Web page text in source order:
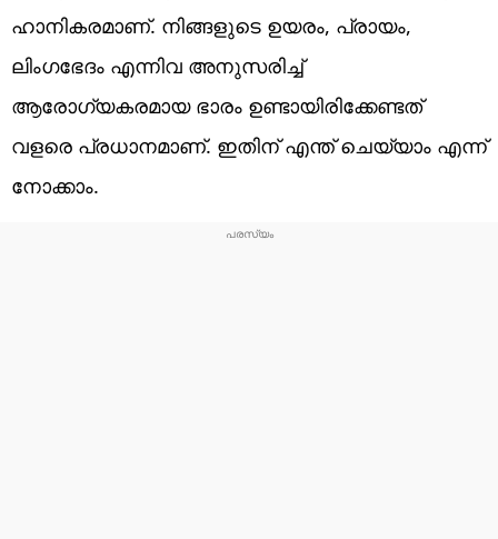
ഹാനികരമാണ്. നിങ്ങളുടെ ഉയരം, പ്രായം,
ലിംഗഭേദം എന്നിവ അനുസരിച്ച്
ആരോഗ്യകരമായ ഭാരം ഉണ്ടായിരിക്കേണ്ടത്
വളരെ പ്രധാനമാണ്. ഇതിന് എന്ത് ചെയ്യാം എന്ന്
നോക്കാം.